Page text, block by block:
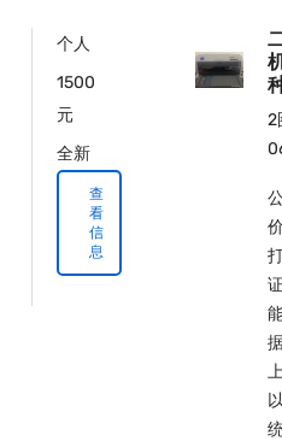
个人
1500
元
全新
查
看
信
息
2